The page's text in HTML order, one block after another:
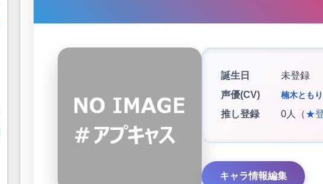
誕生日
未登録
声優(CV)
楠木ともり
推し登録 0人（★
キャラ情報編集